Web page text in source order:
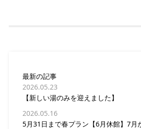
最新の記事
2026.05.23
【新しい湯のみを迎えました】
2026.05.16
5月31日まで春プラン【6月休館】7月